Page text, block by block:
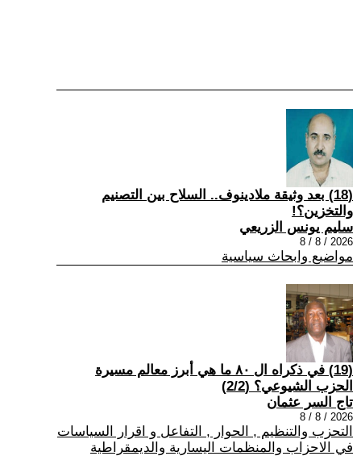
(18) بعد وثيقة ملادينوف.. السلاح بين التصنيم
والتخزين؟!
سليم يونس الزريعي
2026 / 8 / 8
مواضيع وابحاث سياسية
(19) في ذكراه ال ٨٠ ما هي أبرز معالم مسيرة
الحزب الشيوعي؟ (2/2)
تاج السر عثمان
2026 / 8 / 8
التحزب والتنظيم , الحوار , التفاعل و اقرار السياسات
في الاحزاب والمنظمات اليسارية والديمقراطية